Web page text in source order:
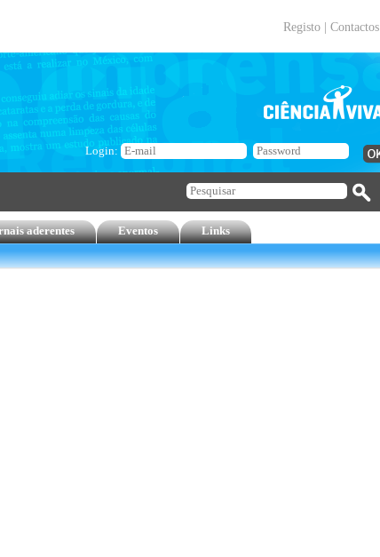
Registo Contactos
Login:
aderentes Eventos Links